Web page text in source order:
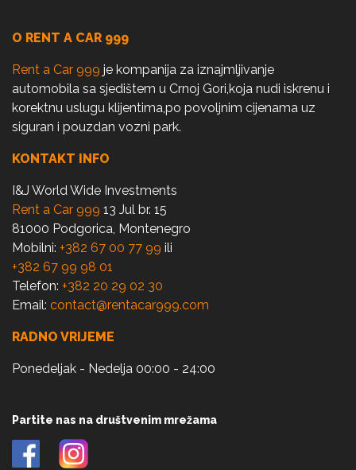
O RENT A CAR 999
Rent a Car 999 je kompanija za iznajmljivanje
automobila sa sjedištem u Crnoj Gori,koja nudi iskrenu i
korektnu uslugu klijentima,po povoljnim cijenama uz
siguran i pouzdan vozni park.
KONTAKT INFO
I&J World Wide Investments
Rent a Car 999 13 Jul br. 15
81000 Podgorica, Montenegro
Mobilni: +382 67 00 77 99 ili
+382 67 99 98 01
Telefon: +382 20 29 02 30
Email: contact@rentacar999.com
RADNO VRIJEME
Ponedeljak - Nedelja 00:00 - 24:00
Partite nas na društvenim mrežama